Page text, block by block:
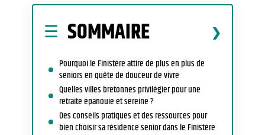
SOMMAIRE
Pourquoi le Finistère attire de plus en plus de
seniors en quête de douceur de vivre
Quelles villes bretonnes privilégier pour une
retraite épanouie et sereine ?
Des conseils pratiques et des ressources pour
bien choisir sa résidence senior dans le Finistère